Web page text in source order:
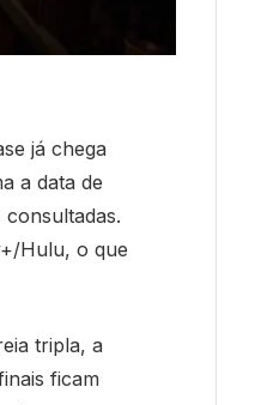
já chega
a data de
Hulu, o que
tripla, a
ficam